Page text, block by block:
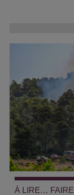
À LIRE…